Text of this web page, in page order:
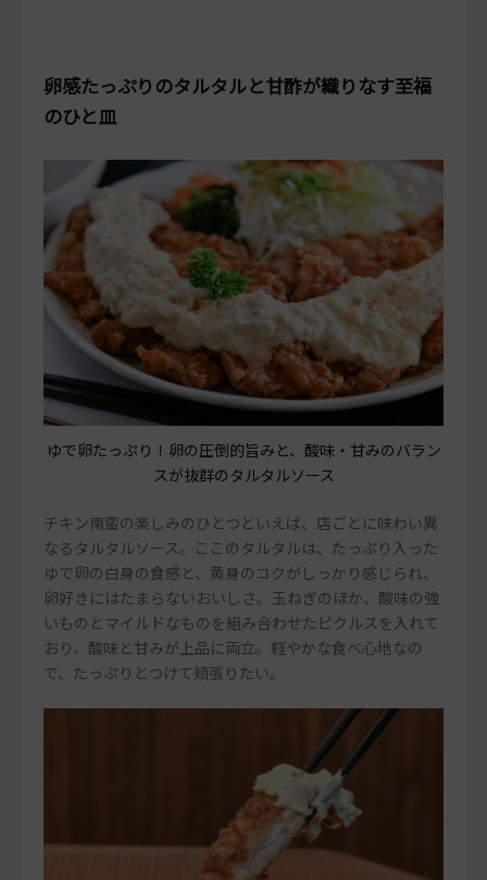
卵感たっぷりのタルタルと甘酢が織りなす至福
のひと皿
ゆで卵たっぷり！卵の圧倒的旨みと、酸味・甘みのバラン
スが抜群のタルタルソース
チキン南蛮の楽しみのひとつといえば、店ごとに味わい異
なるタルタルソース。ここのタルタルは、たっぷり入った
ゆで卵の白身の食感と、黄身のコクがしっかり感じられ、
卵好きにはたまらないおいしさ。玉ねぎのほか、酸味の強
いものとマイルドなものを組み合わせたピクルスを入れて
おり、酸味と甘みが上品に両立。軽やかな食べ心地なの
で、たっぷりとつけて頬張りたい。